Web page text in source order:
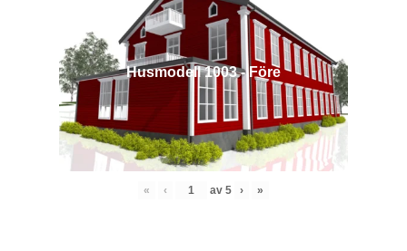
Husmodell 1003 - Före
« ‹ av 5 › »